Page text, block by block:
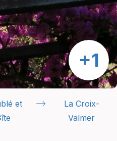
et
La Croix-
Valmer